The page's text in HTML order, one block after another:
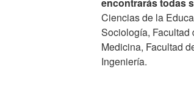
Ciencias de la
Sociología, Facultad
Medicina, Facultad
Ingeniería.